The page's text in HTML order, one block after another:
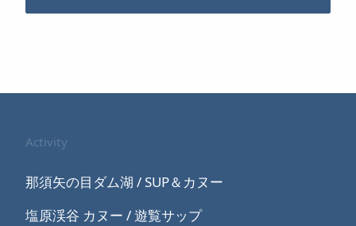
Activity
那須矢の目ダム湖 / SUP＆カヌー
塩原渓谷 カヌー / 遊覧サップ